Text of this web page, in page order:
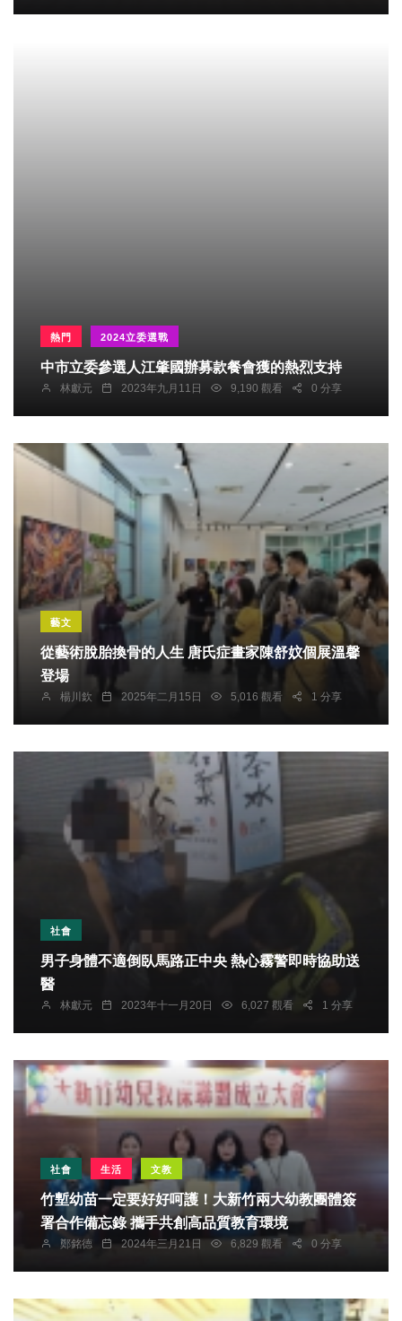
熱門 2024立委選戰
中市立委參選人江肇國辦募款餐會獲的熱烈支持
林獻元 2023年九月11日 9,190 觀看 0 分享
藝文
從藝術脫胎換骨的人生 唐氏症畫家陳舒妏個展溫馨
登場
楊川欽 2025年二月15日 5,016 觀看 1 分享
社會
男子身體不適倒臥馬路正中央 熱心霧警即時協助送
醫
林獻元 2023年十一月20日 6,027 觀看 1 分享
社會 生活 文教
竹塹幼苗一定要好好呵護！大新竹兩大幼教團體簽
署合作備忘錄 攜手共創高品質教育環境
鄭銘德 2024年三月21日 6,829 觀看 0 分享